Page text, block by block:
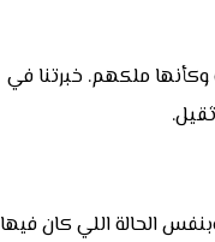
ملكهم. خبرتنا في
الحالة اللي كان فيها